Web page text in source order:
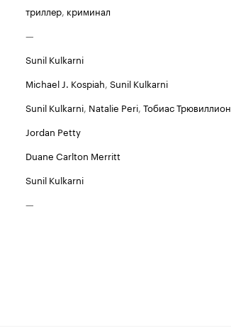
триллер, криминал
—
Sunil Kulkarni
Michael J. Kospiah, Sunil Kulkarni
Sunil Kulkarni, Natalie Peri, Тобиас Трювиллион
Jordan Petty
Duane Carlton Merritt
Sunil Kulkarni
—